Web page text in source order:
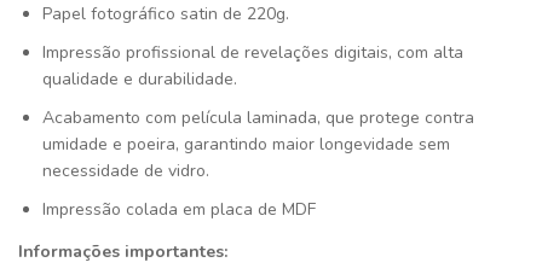
Papel fotográfico satin de 220g.
Impressão profissional de revelações digitais, com alta
qualidade e durabilidade.
Acabamento com película laminada, que protege contra
umidade e poeira, garantindo maior longevidade sem
necessidade de vidro.
Impressão colada em placa de MDF
Informações importantes: